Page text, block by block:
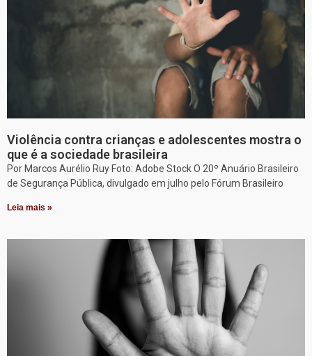
Violência contra crianças e adolescentes mostra o
que é a sociedade brasileira
Por Marcos Aurélio Ruy Foto: Adobe Stock O 20º Anuário Brasileiro
de Segurança Pública, divulgado em julho pelo Fórum Brasileiro
Leia mais »